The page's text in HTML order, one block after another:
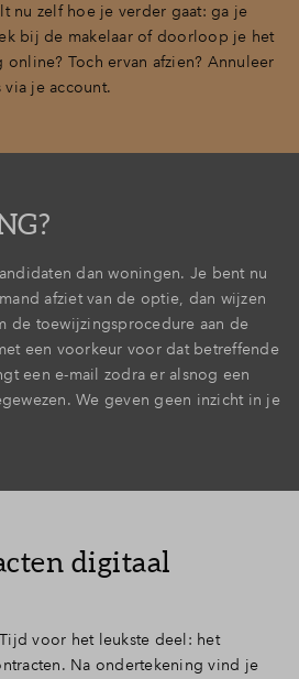
nu zelf hoe je verder gaat: ga je
bij de makelaar of doorloop je het
Toch ervan afzien? Annuleer
je account.
dan woningen. Je bent nu
afziet van de optie, dan wijzen
de toewijzingsprocedure aan de
een voorkeur voor dat betreffende
een e-mail zodra er alsnog een
We geven geen inzicht in je
digitaal
voor het leukste deel: het
Na ondertekening vind je